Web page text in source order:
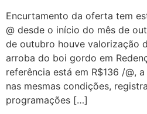
Encurtamento da oferta tem
@ desde o início do mês de
de outubro houve valorização
arroba do boi gordo em
referência está em R$136 /@,
nas mesmas condições,
programações […]